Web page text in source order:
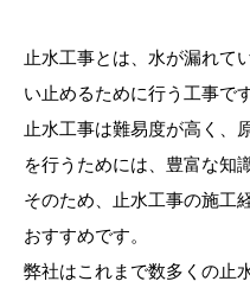
止水工事とは、水が漏れて
い止めるために行う工事です
止水工事は難易度が高く、
を行うためには、豊富な知
そのため、止水工事の施工
おすすめです。
弊社はこれまで数多くの止